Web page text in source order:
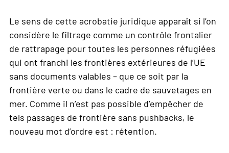
Le sens de cette acrobatie juridique apparaît si l’on
considère le filtrage comme un contrôle frontalier
de rattrapage pour toutes les personnes réfugiées
qui ont franchi les frontières extérieures de l’UE
sans documents valables – que ce soit par la
frontière verte ou dans le cadre de sauvetages en
mer. Comme il n’est pas possible d’empêcher de
tels passages de frontière sans pushbacks, le
nouveau mot d’ordre est : rétention.